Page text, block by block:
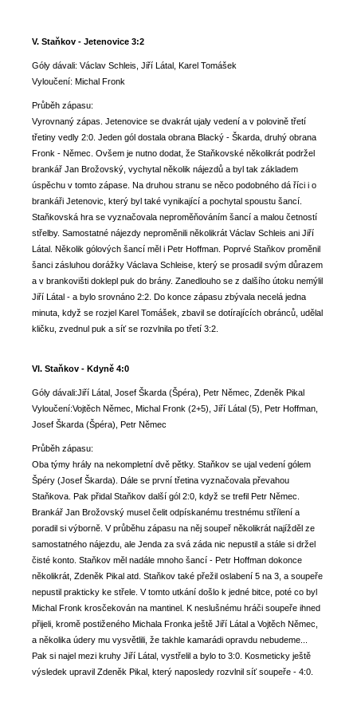
V. Staňkov - Jetenovice 3:2
Góly dávali: Václav Schleis, Jiří Látal, Karel Tomášek
Vyloučení: Michal Fronk
Průběh zápasu:
Vyrovnaný zápas. Jetenovice se dvakrát ujaly vedení a v polovině třetí
třetiny vedly 2:0. Jeden gól dostala obrana Blacký - Škarda, druhý obrana
Fronk - Němec. Ovšem je nutno dodat, že Staňkovské několikrát podržel
brankář Jan Brožovský, vychytal několik nájezdů a byl tak základem
úspěchu v tomto zápase. Na druhou stranu se něco podobného dá říci i o
brankáři Jetenovic, který byl také vynikající a pochytal spoustu šancí.
Staňkovská hra se vyznačovala neproměňováním šancí a malou četností
střelby. Samostatné nájezdy neproměnili několikrát Václav Schleis ani Jiří
Látal. Několik gólových šancí měl i Petr Hoffman. Poprvé Staňkov proměnil
šanci zásluhou dorážky Václava Schleise, který se prosadil svým důrazem
a v brankovišti doklepl puk do brány. Zanedlouho se z dalšího útoku nemýlil
Jiří Látal - a bylo srovnáno 2:2. Do konce zápasu zbývala necelá jedna
minuta, když se rozjel Karel Tomášek, zbavil se dotírajících obránců, udělal
kličku, zvednul puk a síť se rozvlnila po třetí 3:2.
VI. Staňkov - Kdyně 4:0
Góly dávali:Jiří Látal, Josef Škarda (Špéra), Petr Němec, Zdeněk Pikal
Vyloučení:Vojtěch Němec, Michal Fronk (2+5), Jiří Látal (5), Petr Hoffman,
Josef Škarda (Špéra), Petr Němec
Průběh zápasu:
Oba týmy hrály na nekompletní dvě pětky. Staňkov se ujal vedení gólem
Špéry (Josef Škarda). Dále se první třetina vyznačovala převahou
Staňkova. Pak přidal Staňkov další gól 2:0, když se trefil Petr Němec.
Brankář Jan Brožovský musel čelit odpískanému trestnému střílení a
poradil si výborně. V průběhu zápasu na něj soupeř několikrát najížděl ze
samostatného nájezdu, ale Jenda za svá záda nic nepustil a stále si držel
čisté konto. Staňkov měl nadále mnoho šancí - Petr Hoffman dokonce
několikrát, Zdeněk Pikal atd. Staňkov také přežil oslabení 5 na 3, a soupeře
nepustil prakticky ke střele. V tomto utkání došlo k jedné bitce, poté co byl
Michal Fronk krosčekován na mantinel. K neslušnému hráči soupeře ihned
přijeli, kromě postiženého Michala Fronka ještě Jiří Látal a Vojtěch Němec,
a několika údery mu vysvětlili, že takhle kamarádi opravdu nebudeme...
Pak si najel mezi kruhy Jiří Látal, vystřelil a bylo to 3:0. Kosmeticky ještě
výsledek upravil Zdeněk Pikal, který naposledy rozvlnil síť soupeře - 4:0.